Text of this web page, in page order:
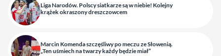
Liga Narodów. Polscy siatkarze są w niebie! Kolejny
krążek okraszony dreszczowcem
Marcin Komenda szczęśliwy po meczu ze Słowenią.
„Ten uśmiech na twarzy każdy będzie miał”